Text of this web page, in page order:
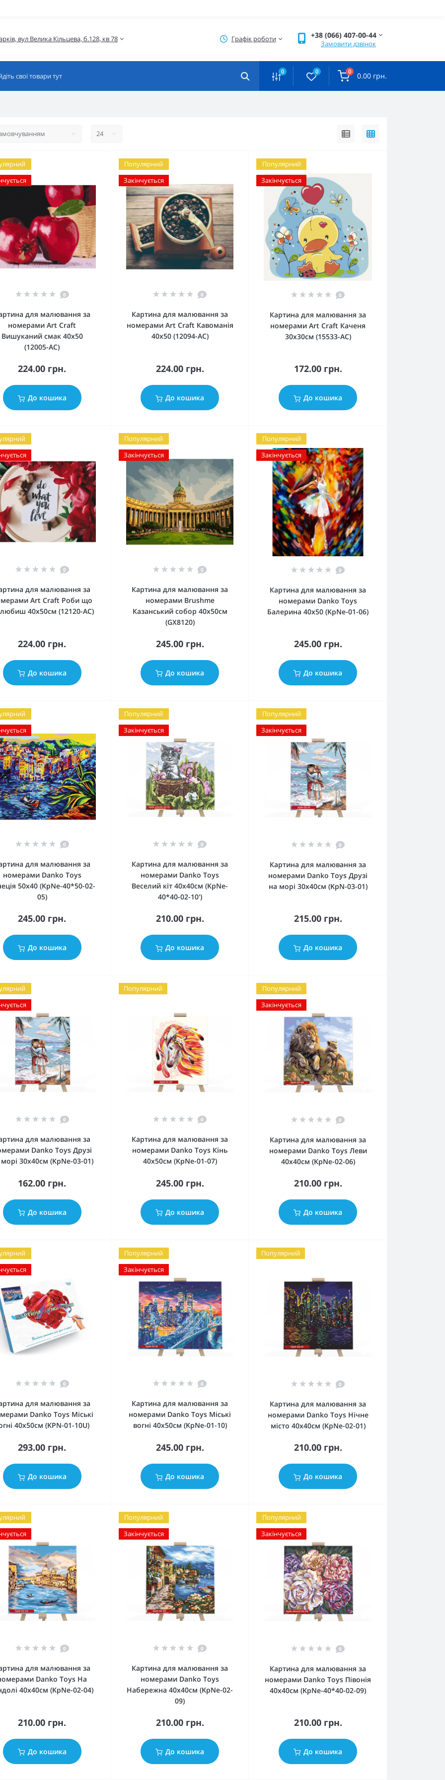
Графік роботи +38 (066) 407-00-44
Замовити дзвінок
0 0 0 0.00 грн.
0
для малювання за
номерами Art Craft
Вишуканий смак 40х50
(12005-AC)
224.00 грн.
До кошика
Популярний
Закінчується
0
Картина для малювання за
номерами Art Craft Кавоманія
40х50 (12094-AC)
224.00 грн.
До кошика
Популярний
Закінчується
0
Картина для малювання за
номерами Art Craft Каченя
30х30см (15533-AC)
172.00 грн.
До кошика
0
для малювання за
Art Craft Роби що
40х50см (12120-AC)
224.00 грн.
До кошика
Популярний
Закінчується
0
Картина для малювання за
номерами Brushme
Казанський собор 40х50см
(GX8120)
245.00 грн.
До кошика
Популярний
Закінчується
0
Картина для малювання за
номерами Danko Toys
Балерина 40х50 (KpNe-01-06)
245.00 грн.
До кошика
0
для малювання за
номерами Danko Toys
50x40 (KpNe-40*50-02-
05)
245.00 грн.
До кошика
Популярний
Закінчується
0
Картина для малювання за
номерами Danko Toys
Веселий кіт 40х40см (KpNe-
40*40-02-10')
210.00 грн.
До кошика
Популярний
Закінчується
0
Картина для малювання за
номерами Danko Toys Друзі
на морі 30х40см (KpN-03-01)
215.00 грн.
До кошика
0
для малювання за
Danko Toys Друзі
30х40см (KpNe-03-01)
162.00 грн.
До кошика
Популярний
0
Картина для малювання за
номерами Danko Toys Кінь
40х50см (KpNe-01-07)
245.00 грн.
До кошика
Популярний
Закінчується
0
Картина для малювання за
номерами Danko Toys Леви
40х40см (KpNe-02-06)
210.00 грн.
До кошика
0
для малювання за
Danko Toys Міські
40х50см (KPN-01-10U)
293.00 грн.
До кошика
Популярний
Закінчується
0
Картина для малювання за
номерами Danko Toys Міські
вогні 40х50см (KpNe-01-10)
245.00 грн.
До кошика
Популярний
0
Картина для малювання за
номерами Danko Toys Нічне
місто 40х40см (KpNe-02-01)
210.00 грн.
До кошика
0
для малювання за
Danko Toys На
40х40см (KpNe-02-04)
210.00 грн.
До кошика
Популярний
Закінчується
0
Картина для малювання за
номерами Danko Toys
Набережна 40х40см (KpNe-02-
09)
210.00 грн.
До кошика
Популярний
Закінчується
0
Картина для малювання за
номерами Danko Toys Півонія
40х40см (KpNe-40*40-02-09)
210.00 грн.
До кошика